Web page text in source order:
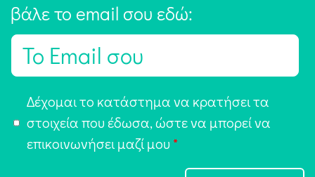
βάλε το email σου εδώ:
E
π
Δέχομαι το κατάστημα να κρατήσει τα
στοιχεία που έδωσα, ώστε να μπορεί να
επικοινωνήσει μαζί μου *